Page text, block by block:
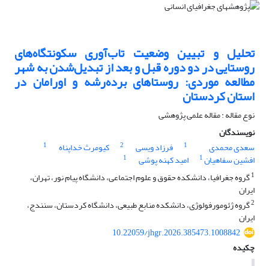
تحلیل و تبیین وضعیت تاب‌آوری سکونتگاه‌های
روستایی در دو دوره قبل و بعد از تبدیل‌شدن به شهر
مطالعه موردی: روستاهای برده‌رشه و اورامان در
استان کردستان
نوع مقاله : مقاله علمی پژوهشی
نویسندگان
سعدی محمدی
1 فرزاد ویسی 2 کیومرث خداپناه 1
افشین سفاهیان1 امید کهنه پوشی
1
1گروه جغرافیا، دانشکده حقوق و علوم اجتماعی، دانشگاه پیام نور، تهران،
ایران
2گروه ژئومورفولوژی، دانشکده منابع طبیعی، دانشگاه کردستان، سنندج،
ایران
10.22059/jhgr.2026.385473.1008842
چکیده